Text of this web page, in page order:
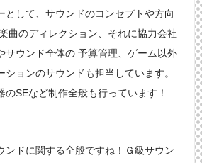
として、サウンドのコンセプトや方向
曲のディレクション、それに協力会社
サウンド全体の 予算管理、ゲーム以外
ョンのサウンドも担当しています。
のSEなど制作全般も行っています！
ンドに関する全般ですね！Ｇ級サウン